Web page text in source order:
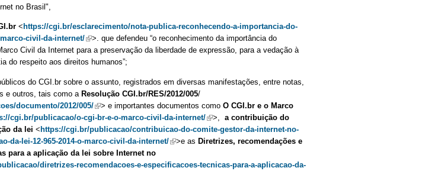
no Brasil",
< https://cgi.br/esclarecimento/nota-publica-reconhecendo-a-importancia-do-
civil-da-internet/(link is external)
>. que defendeu “o reconhecimento da importância do
Civil da Internet para a preservação da liberdade de expressão, para a vedação à
do respeito aos direitos humanos”;
do CGI.br sobre o assunto, registrados em diversas manifestações, entre notas,
e outros, tais como a Resolução CGI.br/RES/2012/005/
documento/2012/005/(link is external)
> e importantes documentos como O CGI.br e o Marco
cgi.br/publicacao/o-cgi-br-e-o-marco-civil-da-internet/(link is external)
>, a contribuição do
da lei <https://cgi.br/publicacao/contribuicao-do-comite-gestor-da-internet-no-
da-lei-12-965-2014-o-marco-civil-da-internet/(link is external)
>e as Diretrizes, recomendações e
para a aplicação da lei sobre Internet no
diretrizes-recomendacoes-e-especificacoes-tecnicas-para-a-aplicacao-da-